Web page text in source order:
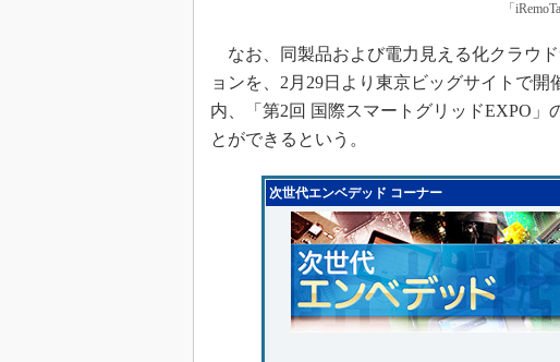
「
なお、同製品および電力見える化クラウ
ョンを、2月29日より東京ビッグサイトで開
内、「第2回 国際スマートグリッドEXPO」
とができるという。
次世代エンベデッド コーナー